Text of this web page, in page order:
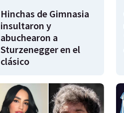
Hinchas de Gimnasia
insultaron y
abuchearon a
Sturzenegger en el
clásico